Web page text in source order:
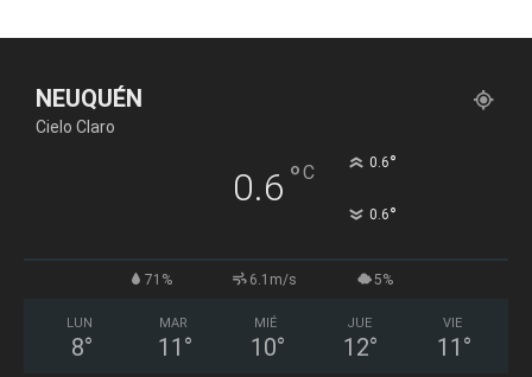
NEUQUÉN
Cielo Claro
0.6 °C 0.6°
0.6°
71% 6.1m/s 5%
LUN
8°
MAR
11 °
MIÉ
10°
JUE
12°
VIE
11 °